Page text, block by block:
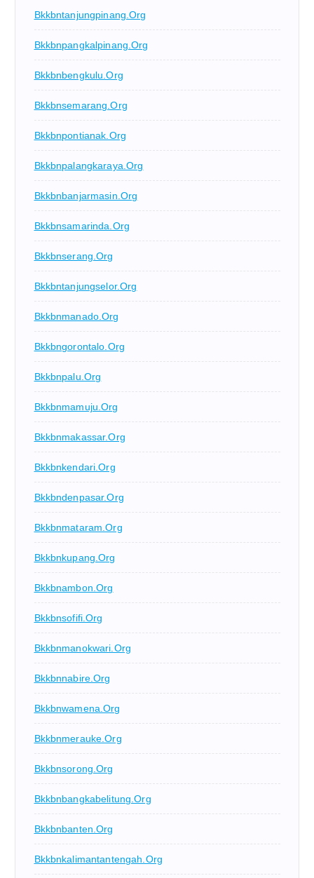
Bkkbntanjungpinang.org
Bkkbnpangkalpinang.org
Bkkbnbengkulu.org
Bkkbnsemarang.org
Bkkbnpontianak.org
Bkkbnpalangkaraya.org
Bkkbnbanjarmasin.org
Bkkbnsamarinda.org
Bkkbnserang.org
Bkkbntanjungselor.org
Bkkbnmanado.org
Bkkbngorontalo.org
Bkkbnpalu.org
Bkkbnmamuju.org
Bkkbnmakassar.org
Bkkbnkendari.org
Bkkbndenpasar.org
Bkkbnmataram.org
Bkkbnkupang.org
Bkkbnambon.org
Bkkbnsofifi.org
Bkkbnmanokwari.org
Bkkbnnabire.org
Bkkbnwamena.org
Bkkbnmerauke.org
Bkkbnsorong.org
Bkkbnbangkabelitung.org
Bkkbnbanten.org
Bkkbnkalimantantengah.org